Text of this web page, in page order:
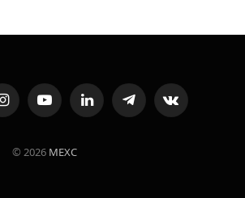
InstagramYouTubeLinkedInTelegramVKontakte
© 2026 MEXC